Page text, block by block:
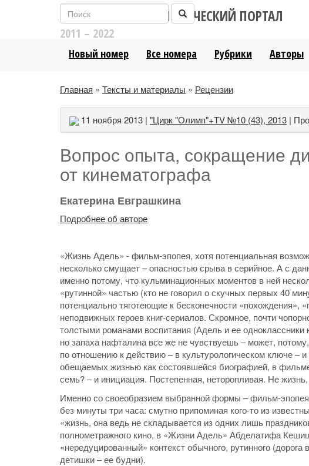
ЛИТЕРАТУРНО-АНАЛИТИЧЕСКИЙ ПОРТАЛ
2011 – 2022
Новый номер Все номера Рубрики Авторы
Главная » Тексты и материалы » Рецензии
11 ноября 2013 | "Цирк "Олимп"+TV №10 (43), 2013 |
Вопрос опыта, сокращение
от кинематографа
Екатерина Евграшкина
Подробнее об авторе
«Жизнь Адель» - фильм-эпопея, хотя потенциальная
несколько смущает – опасностью срыва в серийное. А с
именно потому, что кульминационных моментов в ней
«рутинной» частью (кто не говорил о скучных первых 40
потенциально тяготеющие к бесконечности «похождения»,
неподвижных героев книг-сериалов. Скромное, почти
толстыми романами воспитания (Адель и ее
но запаха нафталина все же не чувствуешь – может,
по отношению к действию – в культурологическом ключе –
обещаемых жизнью как состоявшейся биографией, в
семь? – и инициация. Постепенная, неторопливая. Не
Именно со своеобразием выбранной формы – фильм-
без минуты три часа: смутно припоминая кого-то из
«жизнь, она ведь не складывается из одних лишь
полнометражного кино, в «Жизни Адель» Абделатифа
«нередуцированный» контекст обычного, рутинного
детишки – ее будни).